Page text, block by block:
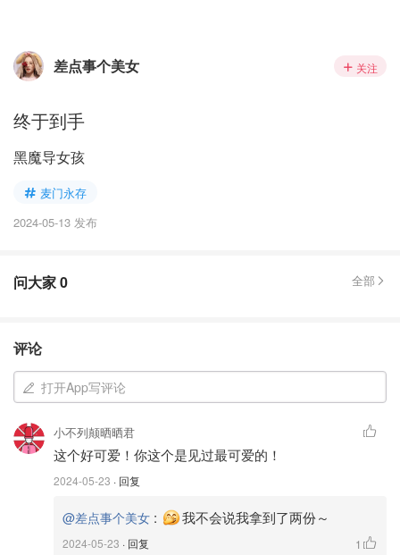
差点事个美女 关注
终于到手
黑魔导女孩
麦门永存
2024-05-13 发布
问大家0 全部
评论
打开App写评论
小不列颠晒晒君
这个好可爱！你这个是见过最可爱的！
2024-05-23 · 回复
@差点事个美女 : 我不会说我拿到了两份～
2024-05-23 · 回复 1